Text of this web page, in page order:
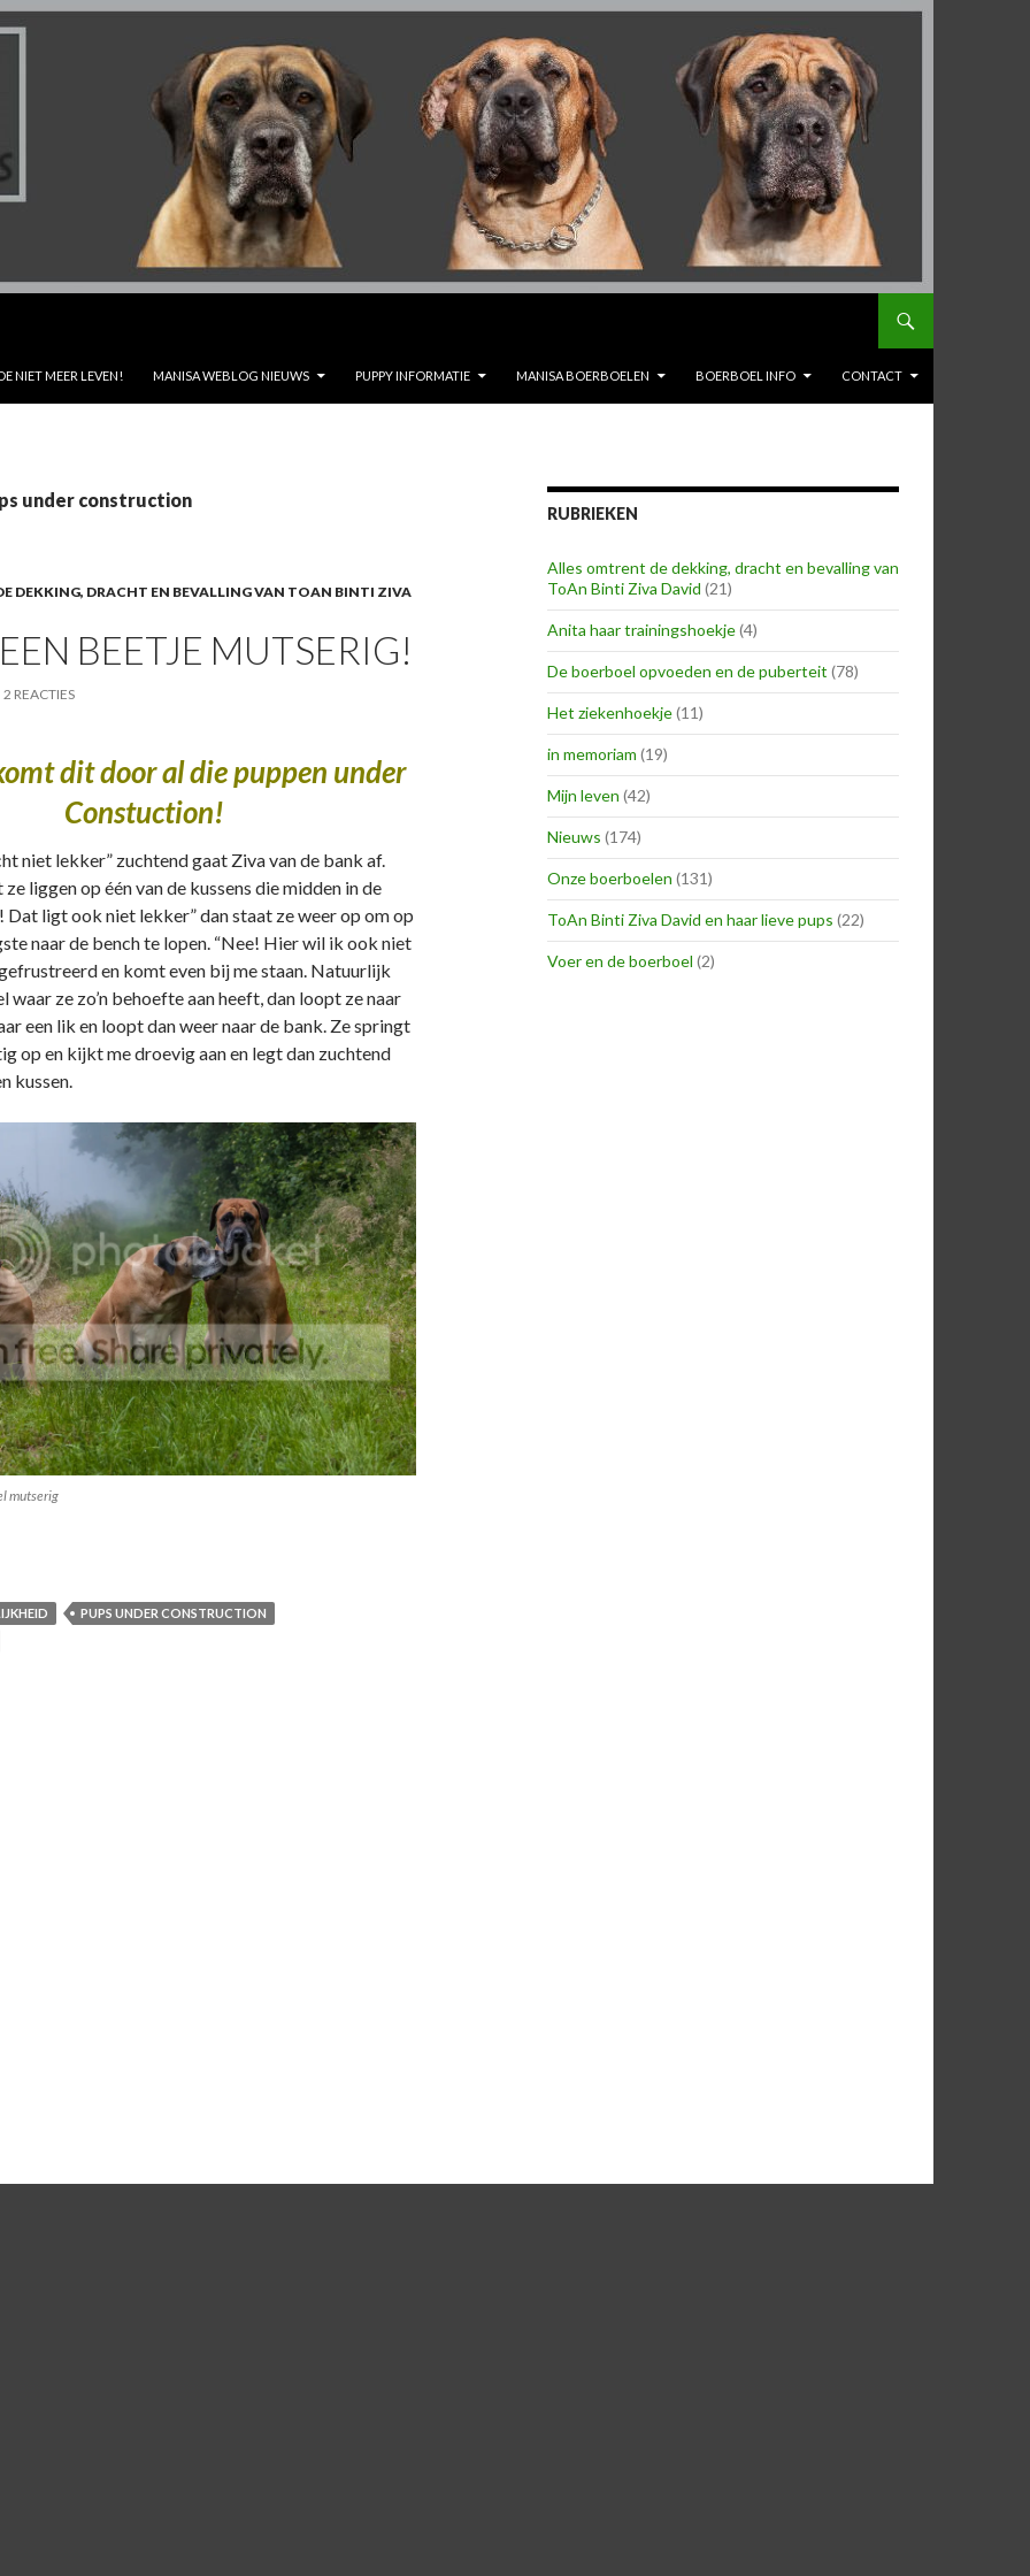
NIET MEER LEVEN! MANISA WEBLOG NIEUWS PUPPY INFORMATIE MANISA BOERBOELEN BOERBOEL INFO CONTACT
under construction
DEKKING, DRACHT EN BEVALLING VAN TOAN BINTI ZIVA
BEETJE MUTSERIG!
2 REACTIES
dit door al die puppen under
Constuction!
niet lekker” zuchtend gaat Ziva van de bank af.
liggen op één van de kussens die midden in de
Dat ligt ook niet lekker” dan staat ze weer op om op
naar de bench te lopen. “Nee! Hier wil ik ook niet
en komt even bij me staan. Natuurlijk
waar ze zo’n behoefte aan heeft, dan loopt ze naar
een lik en loopt dan weer naar de bank. Ze springt
op en kijkt me droevig aan en legt dan zuchtend
kussen.
mutserig
is een beetje mutserig!
PUPS UNDER CONSTRUCTION
RUBRIEKEN
Alles omtrent de dekking, dracht en bevalling van
ToAn Binti Ziva David (21)
Anita haar trainingshoekje(4)
De boerboel opvoeden en de puberteit (78)
Het ziekenhoekje(11)
in memoriam (19)
Mijn leven (42)
Nieuws (174)
Onze boerboelen (131)
ToAn Binti Ziva David en haar lieve pups (22)
Voer en de boerboel (2)